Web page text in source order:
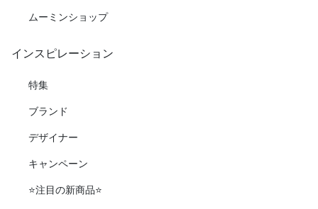
ムーミンショップ
インスピレーション
特集
ブランド
デザイナー
キャンペーン
⭐️注目の新商品⭐️